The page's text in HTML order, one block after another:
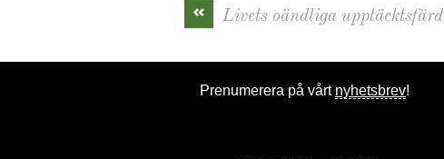
« Livets oändliga upptäcktsfärd
Prenumerera på vårt nyhetsbrev!